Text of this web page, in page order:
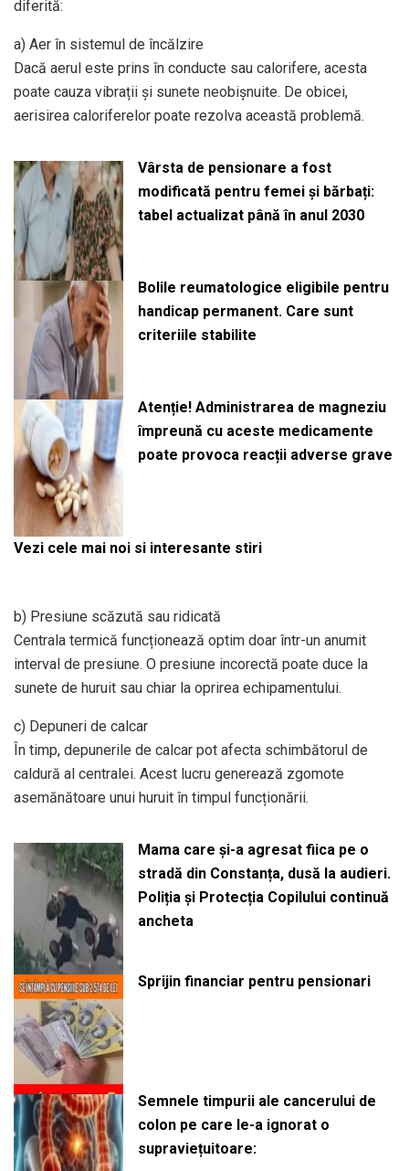
diferită:
a) Aer în sistemul de încălzire
Dacă aerul este prins în conducte sau calorifere, acesta
poate cauza vibrații și sunete neobișnuite. De obicei,
aerisirea caloriferelor poate rezolva această problemă.
Vârsta de pensionare a fost
modificată pentru femei și bărbați:
tabel actualizat până în anul 2030
Bolile reumatologice eligibile pentru
handicap permanent. Care sunt
criteriile stabilite
Atenție! Administrarea de magneziu
împreună cu aceste medicamente
poate provoca reacții adverse grave
Vezi cele mai noi si interesante stiri
b) Presiune scăzută sau ridicată
Centrala termică funcționează optim doar într-un anumit
interval de presiune. O presiune incorectă poate duce la
sunete de huruit sau chiar la oprirea echipamentului.
c) Depuneri de calcar
În timp, depunerile de calcar pot afecta schimbătorul de
caldură al centralei. Acest lucru generează zgomote
asemănătoare unui huruit în timpul funcționării.
Mama care și-a agresat fiica pe o
stradă din Constanța, dusă la audieri.
Poliția și Protecția Copilului continuă
ancheta
Sprijin financiar pentru pensionari
Semnele timpurii ale cancerului de
colon pe care le-a ignorat o
supraviețuitoare: